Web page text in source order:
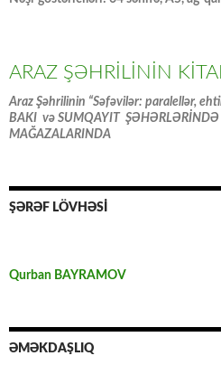
ARAZ ŞƏHRİLİNİN
Araz Şəhrilinin “Səfəvilər: paralellər,
BAKI və SUMQAYIT
MAĞAZALARINDA
ŞƏRƏF LÖVHƏSİ
Qurban BAYRAMOV
ƏMƏKDAŞLIQ